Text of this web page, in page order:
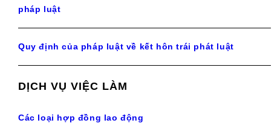
pháp luật
Quy định của pháp luật về kết hôn trái phát luật
DỊCH VỤ VIỆC LÀM
Các loại hợp đồng lao động